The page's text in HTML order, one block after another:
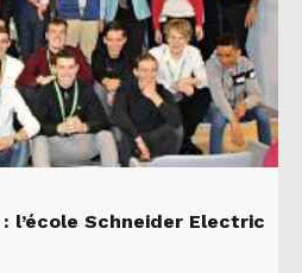
: l’école Schneider Electric